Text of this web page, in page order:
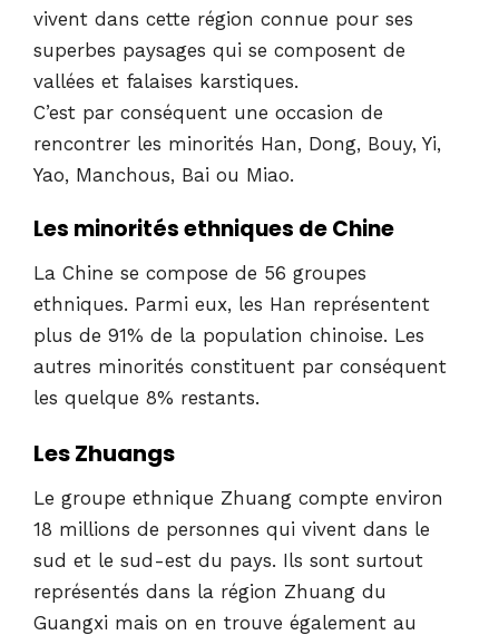
vivent dans cette région connue pour ses
superbes paysages qui se composent de
vallées et falaises karstiques.
C’est par conséquent une occasion de
rencontrer les minorités Han, Dong, Bouy, Yi,
Yao, Manchous, Bai ou Miao.
Les minorités ethniques de Chine
La Chine se compose de 56 groupes
ethniques. Parmi eux, les Han représentent
plus de 91% de la population chinoise. Les
autres minorités constituent par conséquent
les quelque 8% restants.
Les Zhuangs
Le groupe ethnique Zhuang compte environ
18 millions de personnes qui vivent dans le
sud et le sud-est du pays. Ils sont surtout
représentés dans la région Zhuang du
Guangxi mais on en trouve également au